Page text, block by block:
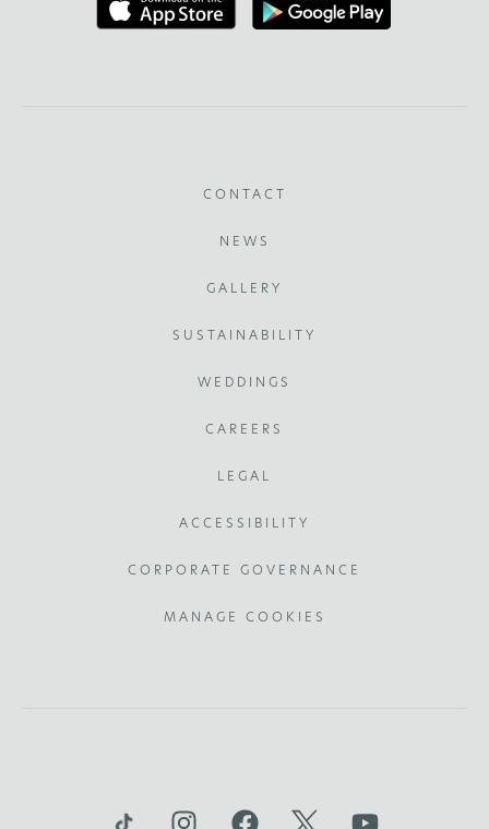
CONTACT
NEWS
GALLERY
SUSTAINABILITY
WEDDINGS
CAREERS
LEGAL
ACCESSIBILITY
CORPORATE GOVERNANCE
MANAGE COOKIES